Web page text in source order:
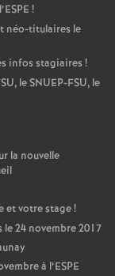
ESPE !
néo-titulaires le
infos stagiaires !
, leSNUEP-FSU, le
la nouvelle
et votre stage!
24 novembre 2017
à l’ESPE